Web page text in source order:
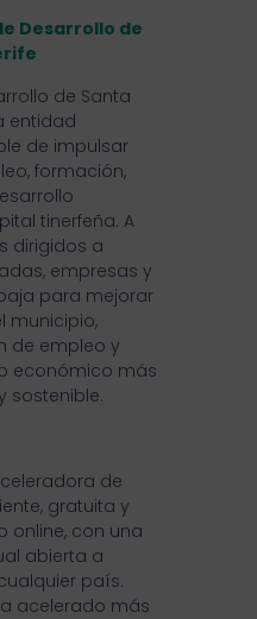
Desarrollo de
de Santa
entidad
de impulsar
formación,
tinerfeña. A
dirigidos a
empresas y
para mejorar
municipio,
de empleo y
económico más
sostenible.
de
gratuita y
online, con una
abierta a
país.
acelerado más